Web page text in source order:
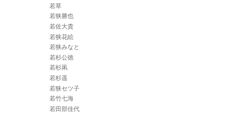
若草
若狭勝也
若佐大貴
若狭花絵
若狭みなと
若杉公徳
若杉凩
若杉遥
若狭セツ子
若竹七海
若田部佳代